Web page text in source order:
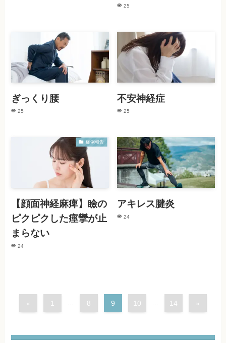
25
ぎっくり腰
25
不安神経症
25
症例報告
【顔面神経麻痺】瞼の
ピクピクした痙攣が止
まらない
24
アキレス腱炎
24
« 1 ... 8 9 10 ... 14 »